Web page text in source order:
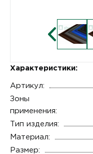
Характеристики:
Артикул:
Зоны
применения:
Тип изделия:
Материал:
Размер: